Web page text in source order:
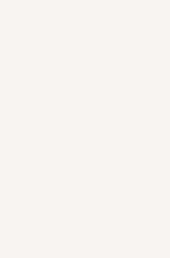
她頭也不回找新歡
愛GL漫畫！
〃)♡→
！
追逐著她……